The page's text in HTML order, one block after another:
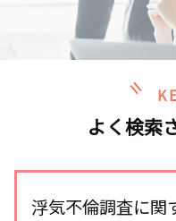
よく検索
浮気不倫調査に関